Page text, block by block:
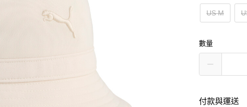
US M
數量
付款與運送